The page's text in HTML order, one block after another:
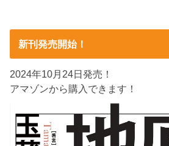
新刊発売開始！
2024年10月24日発売！
アマゾンから購入できます！